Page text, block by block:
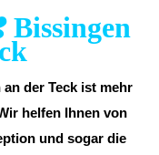
Bissingen
der Teck ist mehr
helfen Ihnen von
und sogar die